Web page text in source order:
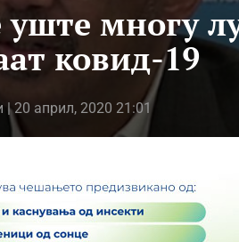
многу
ковид-19
| 20 април, 2020 21:01